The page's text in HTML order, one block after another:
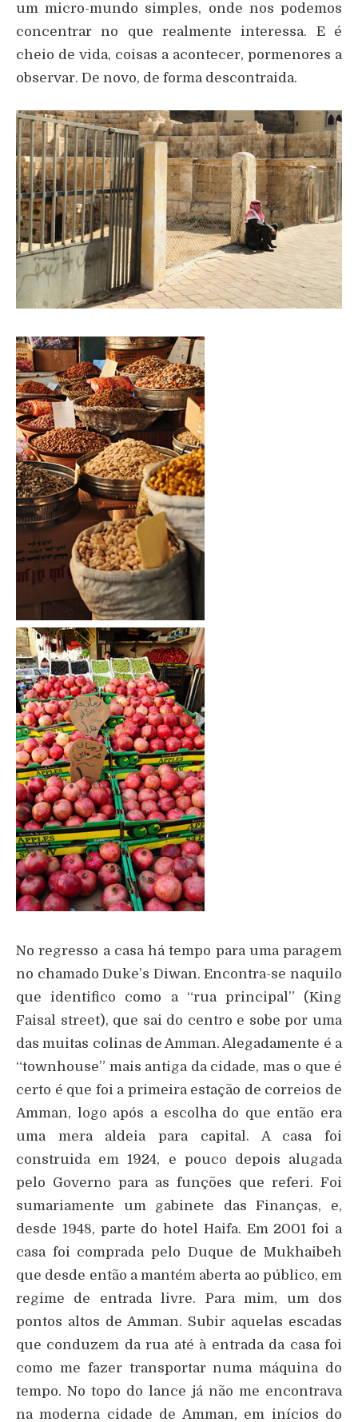
um micro-mundo simples, onde nos podemos
concentrar no que realmente interessa. E é
cheio de vida, coisas a acontecer, pormenores a
observar. De novo, de forma descontraida.
No regresso a casa há tempo para uma paragem
no chamado Duke’s Diwan. Encontra-se naquilo
que identifico como a “rua principal” (King
Faisal street), que sai do centro e sobe por uma
das muitas colinas de Amman. Alegadamente é a
“townhouse” mais antiga da cidade, mas o que é
certo é que foi a primeira estação de correios de
Amman, logo após a escolha do que então era
uma mera aldeia para capital. A casa foi
construida em 1924, e pouco depois alugada
pelo Governo para as funções que referi. Foi
sumariamente um gabinete das Finanças, e,
desde 1948, parte do hotel Haifa. Em 2001 foi a
casa foi comprada pelo Duque de Mukhaibeh
que desde então a mantém aberta ao público, em
regime de entrada livre. Para mim, um dos
pontos altos de Amman. Subir aquelas escadas
que conduzem da rua até à entrada da casa foi
como me fazer transportar numa máquina do
tempo. No topo do lance já não me encontrava
na moderna cidade de Amman, em inícios do